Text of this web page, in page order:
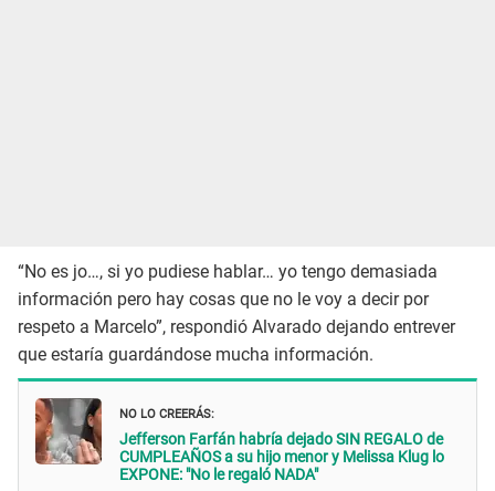
“No es jo…, si yo pudiese hablar… yo tengo demasiada
información pero hay cosas que no le voy a decir por
respeto a Marcelo”, respondió Alvarado dejando entrever
que estaría guardándose mucha información.
NO LO CREERÁS:
Jefferson Farfán habría dejado SIN REGALO de
CUMPLEAÑOS a su hijo menor y Melissa Klug lo
EXPONE: "No le regaló NADA"